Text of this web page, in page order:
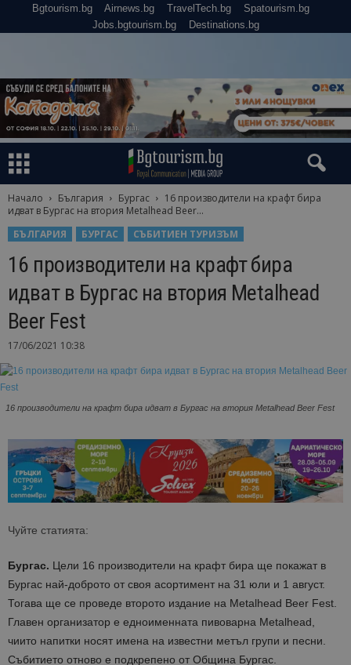
Bgtourism.bg Airnews.bg TravelTech.bg
Spatourism.bg
Jobs.bgtourism.bg
Destinations.bg
Начало България Бургас
16 производители на крафт бира
идват в Бургас на втория Metalhead Beer...
БЪЛГАРИЯ
БУРГАС СЪБИТИЕН ТУРИЗЪМ
16 производители на крафт бира
идват в Бургас на втория Metalhead
Beer Fest
17/06/2021 10:38
16 производители на крафт бира идват в Бургас на втория Metalhead Beer Fest
Чуйте статията:
Бургас. Цели 16 производители на крафт бира ще покажат в
Бургас най-доброто от своя асортимент на 31 юли и 1 август.
Тогава ще се проведе второто издание на Metalhead Beer Fest.
Главен организатор е едноименната пивоварна Metalhead,
чиито напитки носят имена на известни метъл групи и песни.
Събитието отново е подкрепено от Община Бургас.